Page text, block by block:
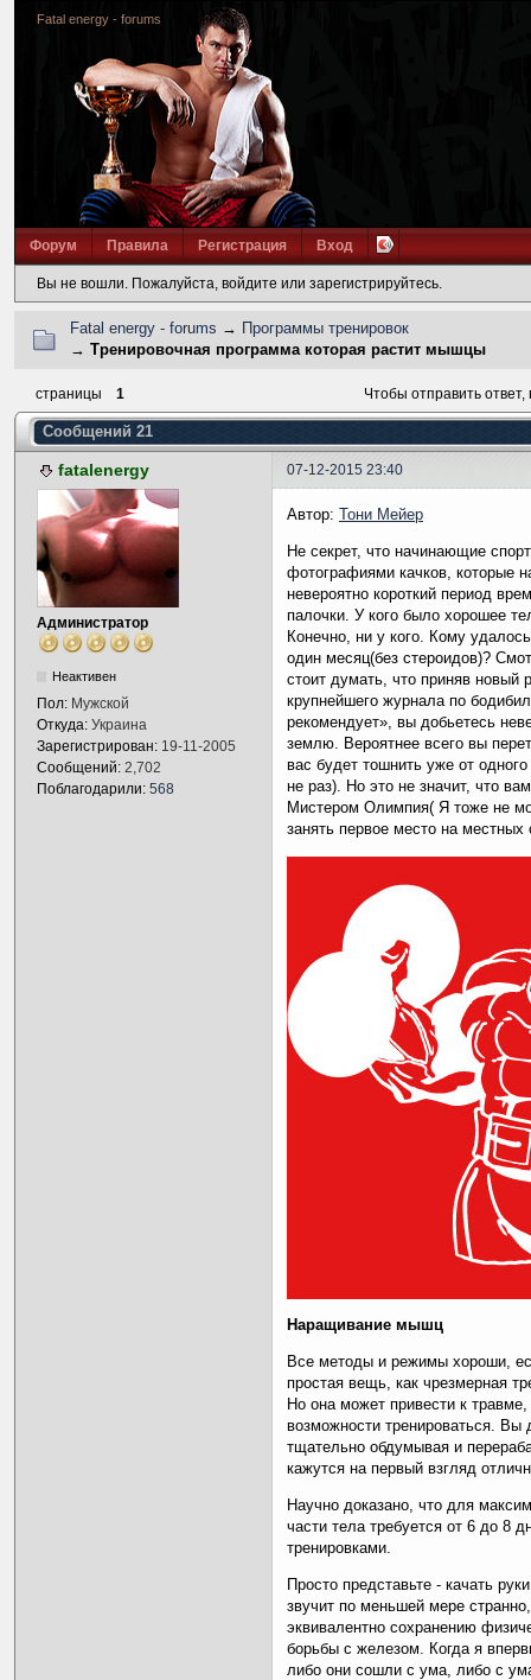
Fatal energy - forums
Форум Правила Регистрация Вход
Вы не вошли. Пожалуйста, войдите или зарегистрируйтесь.
Fatal energy - forums → Программы тренировок
→ Тренировочная программа которая растит мышцы
страницы 1 Чтобы отправить
Сообщений 21
fatalenergy 07-12-2015 23:40
Администратор
Неактивен
Пол: Мужской
Откуда: Украина
Зарегистрирован: 19-11-2005
Сообщений: 2,702
Поблагодарили: 568
Автор: Тони Мейер
Не секрет, что начинающие
фотографиями качков, которые
невероятно короткий период
палочки. У кого было хорошее
Конечно, ни у кого. Кому
один месяц(без стероидов)?
стоит думать, что приняв новый
крупнейшего журнала по
рекомендует», вы добьетесь
землю. Вероятнее всего вы
вас будет тошнить уже от
не раз). Но это не значит, что
Мистером Олимпия( Я тоже не
занять первое место на местных
Наращивание мышц
Все методы и режимы хороши,
простая вещь, как чрезмерная
Но она может привести к
возможности тренироваться.
тщательно обдумывая и
кажутся на первый взгляд
Научно доказано, что для
части тела требуется от 6 до 8
тренировками.
Просто представьте - качать
звучит по меньшей мере
эквивалентно сохранению
борьбы с железом. Когда я
либо они сошли с ума, либо с